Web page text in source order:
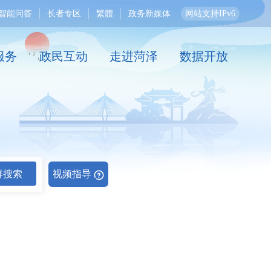
能问答 长者专区 繁體 政务新媒体 网站支持IPv6
务 政民互动 走进菏泽 数据开放
搜索 视频指导